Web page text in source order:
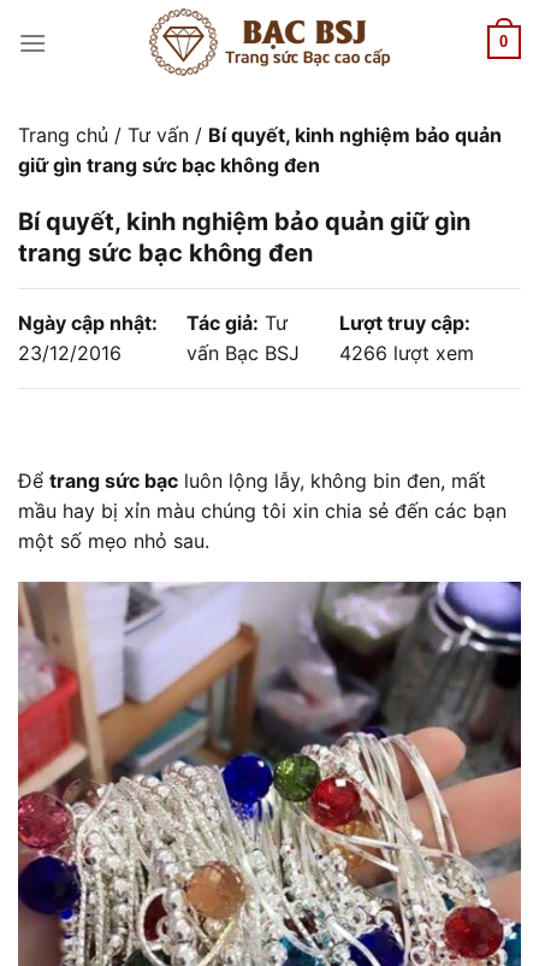
đến
0
Trang chủ / Tư vấn / Bí quyết, kinh nghiệm bảo quản
giữ gìn trang sức bạc không đen
Bí quyết, kinh nghiệm bảo quản giữ gìn
trang sức bạc không đen
Ngày cập nhật:
23/12/2016
Tác giả: Tư
vấn Bạc BSJ
Lượt truy cập:
4266 lượt xem
Để trang sức bạc luôn lộng lẫy, không bin đen, mất
mầu hay bị xỉn màu chúng tôi xin chia sẻ đến các bạn
một số mẹo nhỏ sau.